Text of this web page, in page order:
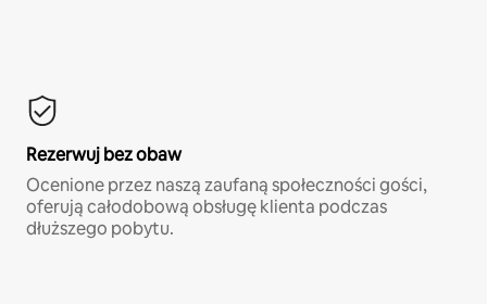
Rezerwuj bez obaw
Ocenione przez naszą zaufaną społeczności gości,
oferują całodobową obsługę klienta podczas
dłuższego pobytu.